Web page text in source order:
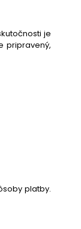
je
pripravený,
platby.